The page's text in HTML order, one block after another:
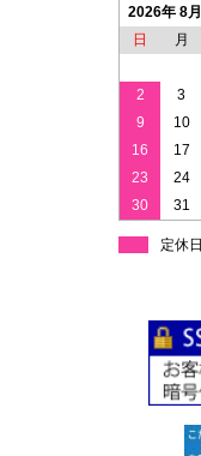
2026年 8月
日
月
2
3
9
10
16
17
23
24
30
31
定休日